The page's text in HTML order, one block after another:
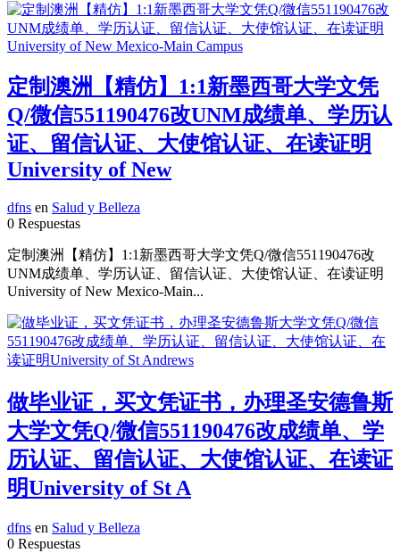
定制澳洲【精仿】1:1新墨西哥大学文凭
Q/微信551190476改UNM成绩单、学历认
证、留信认证、大使馆认证、在读证明
University of New
dfns en Salud y Belleza
0 Respuestas
定制澳洲【精仿】1:1新墨西哥大学文凭Q/微信551190476改
UNM成绩单、学历认证、留信认证、大使馆认证、在读证明
University of New Mexico-Main...
做毕业证，买文凭证书，办理圣安德鲁斯
大学文凭Q/微信551190476改成绩单、学
历认证、留信认证、大使馆认证、在读证
明University of St A
dfns en Salud y Belleza
0 Respuestas